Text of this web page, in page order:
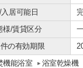
居可能日
様/賃貸区分
の有効期限
機能浴室
浴室乾燥機